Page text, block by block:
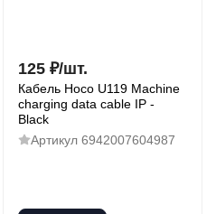
125 ₽/шт.
Кабель Hoco U119 Machine
charging data cable IP -
Black
Артикул 6942007604987